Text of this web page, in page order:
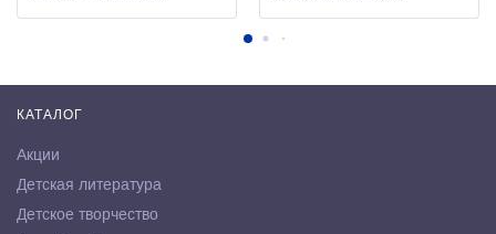
КАТАЛОГ
Акции
Детская литература
Детское творчество